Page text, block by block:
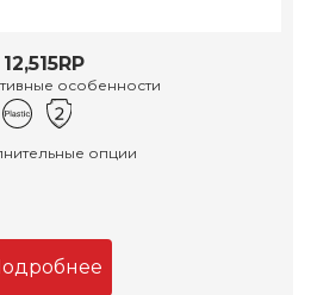
12,515RP
особенности
опции